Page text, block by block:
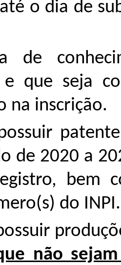
o dia de
de
e que seja
na inscrição.
de 2020 a
bem
do INPI.
não